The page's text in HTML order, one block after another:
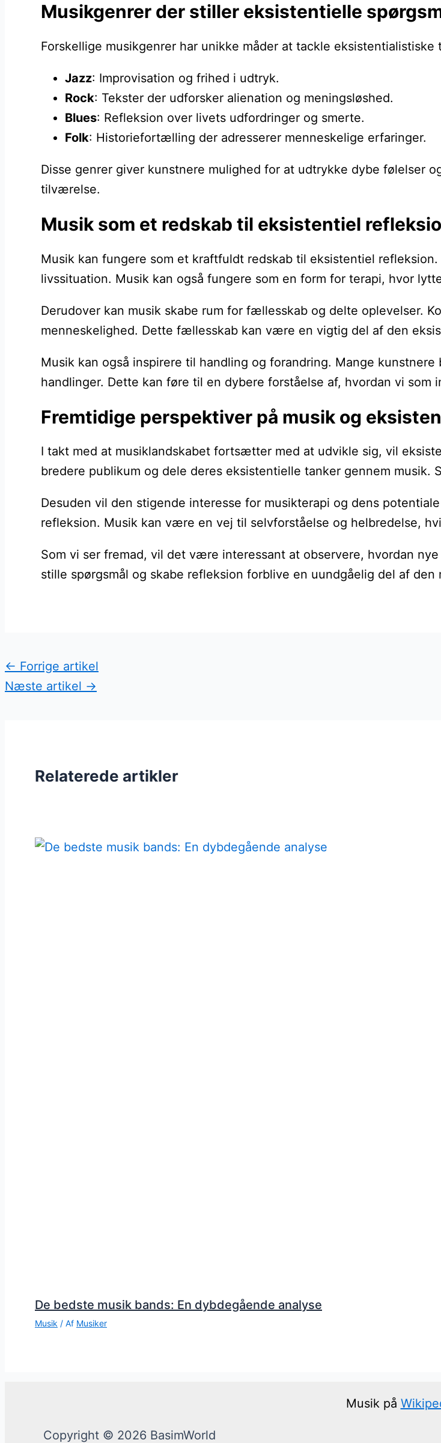
Musikgenrer der stiller eksistentielle
Forskellige musikgenrer har unikke måder at tackle
Jazz: Improvisation og frihed i udtryk.
Rock: Tekster der udforsker alienation og meningsløshed.
Blues: Refleksion over livets udfordringer og smerte.
Folk: Historiefortælling der adresserer menneskelige erfaringer.
Disse genrer giver kunstnere mulighed for at udtrykke dybe følelser
tilværelse.
Musik som et redskab til eksistentiel
Musik kan fungere som et kraftfuldt redskab til eksistentiel
livssituation. Musik kan også fungere som en form for terapi, hvor
Derudover kan musik skabe rum for fællesskab og delte oplevelser.
menneskelighed. Dette fællesskab kan være en vigtig del af den
Musik kan også inspirere til handling og forandring. Mange
handlinger. Dette kan føre til en dybere forståelse af, hvordan vi som
Fremtidige perspektiver på musik og
I takt med at musiklandskabet fortsætter med at udvikle sig, vil
bredere publikum og dele deres eksistentielle tanker gennem
Desuden vil den stigende interesse for musikterapi og dens
refleksion. Musik kan være en vej til selvforståelse og helbredelse,
Som vi ser fremad, vil det være interessant at observere, hvordan
stille spørgsmål og skabe refleksion forblive en uundgåelig del af den
← Forrige artikel
Næste artikel →
Relaterede artikler
De bedste musik bands: En dybdegående analyse
Musik / Af Musiker
Musik på
Copyright © 2026 BasimWorld